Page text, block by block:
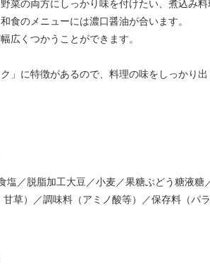
菜の両方にしっかり味を付けたい、煮込み
食のメニューには濃口醤油が合います。
広くつかうことができます。
」に特徴があるので、料理の味をしっかり出
塩／脱脂加工大豆／小麦／果糖ぶどう糖液糖
草）／調味料（アミノ酸等）／保存料（パラ